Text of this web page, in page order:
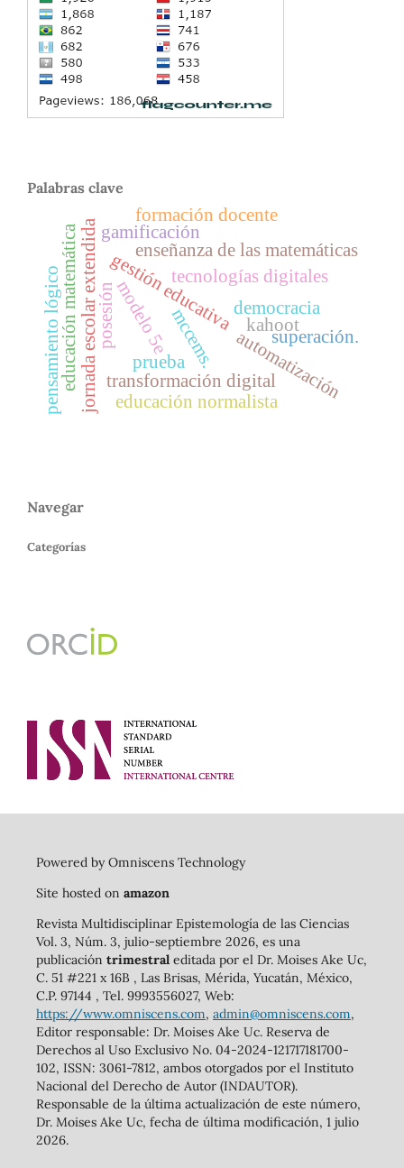
Palabras clave
gestión educativa
jornada escolar extendida automatización
transformación digital
enseñanza de las matemáticas
tecnologías digitales
educación matemática modelo 5emccems.
gamificación
formación docente
educación normalista
kahoot
posesión
prueba
democracia
pensamiento lógico superación.
Navegar
Categorías
Powered by Omniscens Technology
Site hosted on amazon
Revista Multidisciplinar Epistemología de las Ciencias
Vol. 3, Núm. 3, julio-septiembre 2026, es una
publicación trimestraleditada por el Dr. Moises Ake Uc,
C. 51 #221 x 16B , Las Brisas, Mérida, Yucatán, México,
C.P. 97144 , Tel. 9993556027, Web:
https://www.omniscens.com, admin@omniscens.com,
Editor responsable: Dr. Moises Ake Uc. Reserva de
Derechos al Uso Exclusivo No. 04-2024-121717181700-
102, ISSN: 3061-7812, ambos otorgados por el Instituto
Nacional del Derecho de Autor (INDAUTOR).
Responsable de la última actualización de este número,
Dr. Moises Ake Uc, fecha de última modificación, 1 julio
2026.